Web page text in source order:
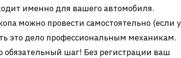
именно для вашего автомобиля.
можно провести самостоятельно (если у
это дело профессиональным механикам.
обязательный шаг! Без регистрации ваш